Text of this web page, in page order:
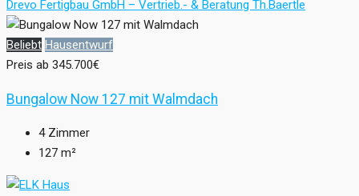
Drevo Fertigbau GmbH – Vertrieb.- & Beratung Th.Baertle
Beliebt Hausentwurf
Preis ab 345.700€
Bungalow Now 127 mit Walmdach
4 Zimmer
127 m²